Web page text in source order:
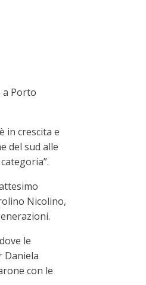
a Porto
in crescita e
del sud alle
Nicolino,
le
Daniela
con le